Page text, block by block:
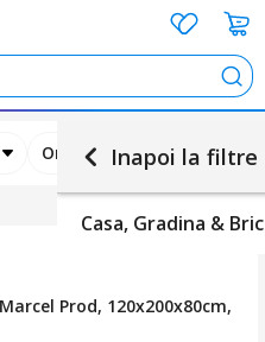
Inapoi la filtre
Casa, Gradina &
Ordoneaza
Prod, 120x200x80cm,